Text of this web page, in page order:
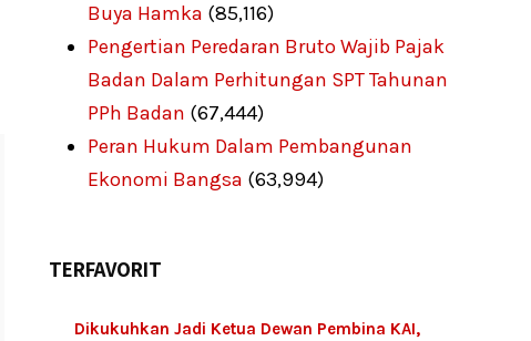
Buya Hamka (85,116)
Pengertian Peredaran Bruto Wajib Pajak
Badan Dalam Perhitungan SPT Tahunan
PPh Badan (67,444)
Peran Hukum Dalam Pembangunan
Ekonomi Bangsa (63,994)
TERFAVORIT
Dikukuhkan Jadi Ketua Dewan Pembina KAI,